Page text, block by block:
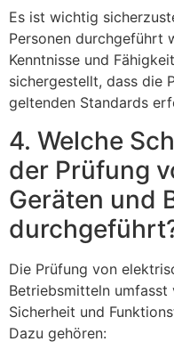
Es ist wichtig
Personen durchgeführt
Kenntnisse und
sichergestellt, dass die
geltenden Standards
4. Welche
der Prüfung
Geräten und
Die Prüfung von
Betriebsmitteln umfasst
Sicherheit und
Dazu gehören: